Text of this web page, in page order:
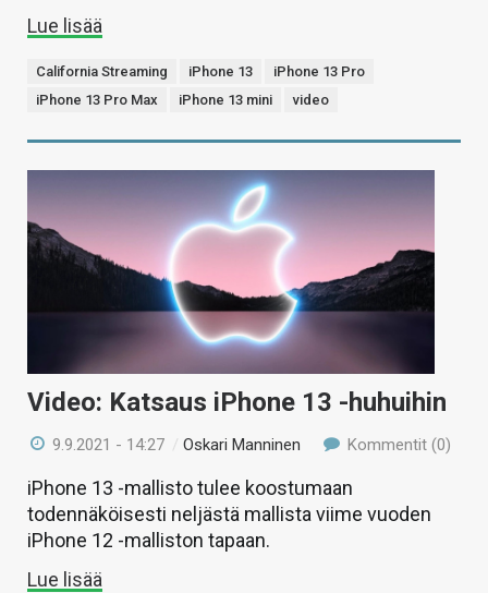
Lue lisää
California Streaming iPhone 13
iPhone 13 Pro
iPhone 13 Pro Max
iPhone 13 mini video
Video: Katsaus iPhone 13 -huhuihin
9.9.2021 - 14:27 /Oskari Manninen Kommentit (0)
iPhone 13 -mallisto tulee koostumaan
todennäköisesti neljästä mallista viime vuoden
iPhone 12 -malliston tapaan.
Lue lisää